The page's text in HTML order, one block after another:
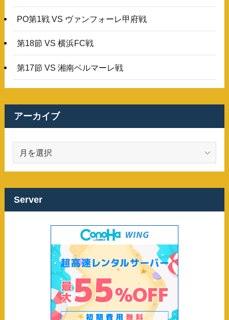
PO第1戦 VS ヴァンフォーレ甲府戦
第18節 VS 横浜FC戦
第17節 VS 湘南ベルマーレ戦
アーカイブ
カ
イ
ブ
Server